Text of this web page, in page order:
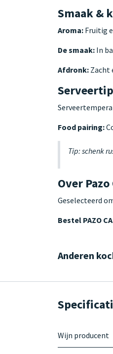
Smaak &
Aroma: Fruitig
De smaak: In
Afdronk: Zacht
Food pairing:
Tip: schenk
Over
Geselecteerd
Bestel PAZO
Anderen
Wijn producent